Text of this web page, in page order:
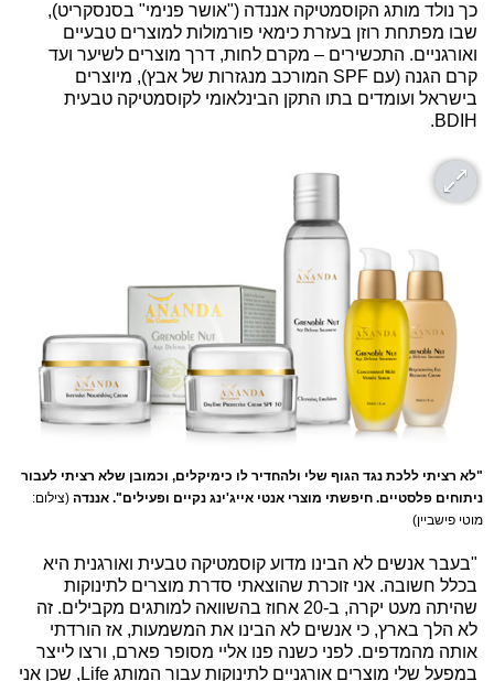
כך נולד מותג הקוסמטיקה אננדה ("אושר פנימי" בסנסקריט),
שבו מפתחת רוזן בעזרת כימאי פורמולות למוצרים טבעיים
ואורגניים. התכשירים – מקרם לחות, דרך מוצרים לשיער ועד
קרם הגנה (עם SPF המורכב מנגזרות של אבץ), מיוצרים
בישראל ועומדים בתו התקן הבינלאומי לקוסמטיקה טבעית
BDIH.
"לא רציתי ללכת נגד הגוף שלי ולהחדיר לו כימיקלים, וכמובן שלא רציתי לעבור
ניתוחים פלסטיים. חיפשתי מוצרי אנטי אייג'ינג נקיים ופעילים". אננדה (צילום:
מוטי פישביין)
"בעבר אנשים לא הבינו מדוע קוסמטיקה טבעית ואורגנית היא
בכלל חשובה. אני זוכרת שהוצאתי סדרת מוצרים לתינוקות
שהיתה מעט יקרה, ב-20 אחוז בהשוואה למותגים מקבילים. זה
לא הלך בארץ, כי אנשים לא הבינו את המשמעות, אז הורדתי
אותה מהמדפים. לפני כשנה פנו אליי מסופר פארם, ורצו לייצר
במפעל שלי מוצרים אורגניים לתינוקות עבור המותג Life, שכן אני